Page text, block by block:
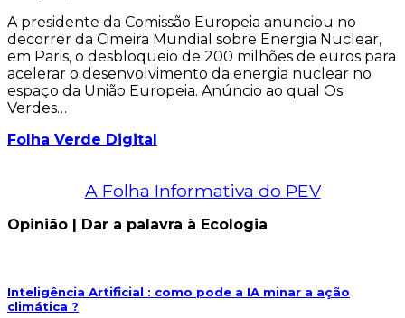
A presidente da Comissão Europeia anunciou no
decorrer da Cimeira Mundial sobre Energia Nuclear,
em Paris, o desbloqueio de 200 milhões de euros para
acelerar o desenvolvimento da energia nuclear no
espaço da União Europeia. Anúncio ao qual Os
Verdes…
Folha Verde Digital
A Folha Informativa do PEV
Opinião | Dar a palavra à Ecologia
Inteligência Artificial : como pode a IA minar a ação
climática ?